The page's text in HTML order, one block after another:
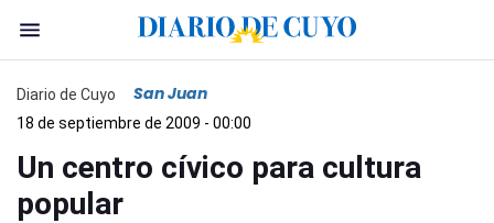
Diario de Cuyo San Juan
18 de septiembre de 2009 - 00:00
Un centro cívico para cultura
popular